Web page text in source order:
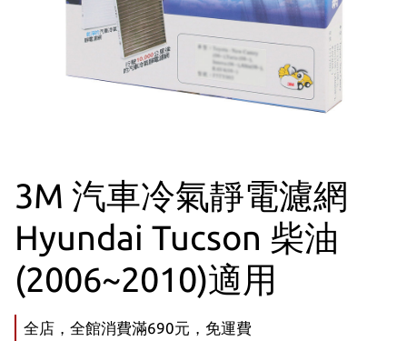
3M 汽車冷氣靜電濾網
Hyundai Tucson 柴油
(2006~2010)適用
全店，全館消費滿690元，免運費